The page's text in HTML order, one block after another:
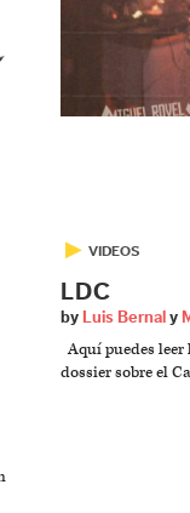
▶ VIDEOS
LDC
by Luis Bernal y
Aquí puedes
dossier sobre el